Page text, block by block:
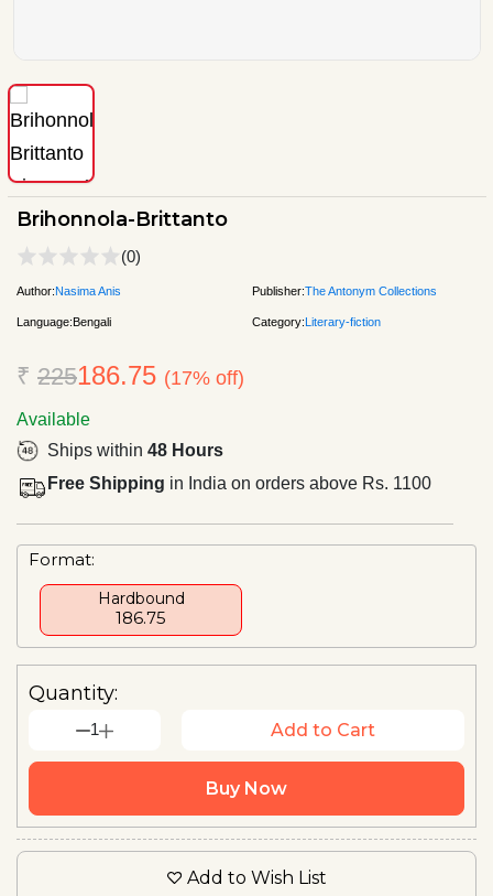
Brihonnola-Brittanto
(0)
Author:Nasima Anis Publisher:The Antonym Collections
Language:Bengali Category:Literary-fiction
₹ 225186.75 (17% off)
Available
Ships within 48 Hours
Free Shipping in India on orders above Rs. 1100
Format:
Hardbound
₹186.75
Quantity:
1 Add to Cart
Buy Now
Add to Wish List